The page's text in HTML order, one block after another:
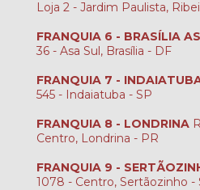
Loja 2 - Jardim Paulista,
FRANQUIA 6 - BRASÍLIA
36 - Asa Sul, Brasília - DF
FRANQUIA 7 -
545 - Indaiatuba - SP
FRANQUIA 8 - LONDRINA
Centro, Londrina - PR
FRANQUIA 9 -
1078 - Centro, Sertãozinho -